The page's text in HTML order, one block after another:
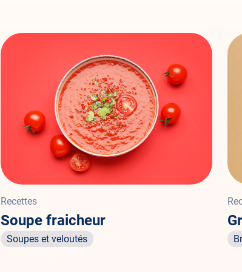
Recettes
Soupe fraicheur
Soupes et veloutés